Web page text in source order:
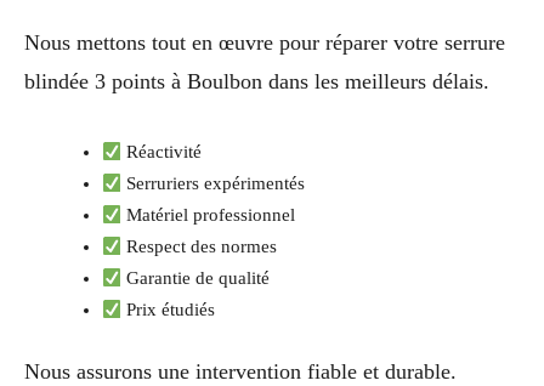
Nous mettons tout en œuvre pour réparer votre serrure
blindée 3 points à Boulbon dans les meilleurs délais.
Réactivité
Serruriers expérimentés
Matériel professionnel
Respect des normes
Garantie de qualité
Prix étudiés
Nous assurons une intervention fiable et durable.